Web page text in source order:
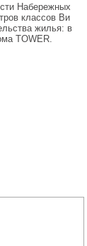
Набережных
классов Bи
жилья: в
TOWER.